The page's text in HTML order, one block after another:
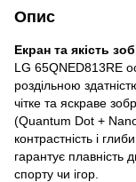
Опис
Екран та якість
LG 65QNED813RE
роздільною
чітке та яскраве
(Quantum Dot +
контрастність і
гарантує плавність
спорту чи ігор.